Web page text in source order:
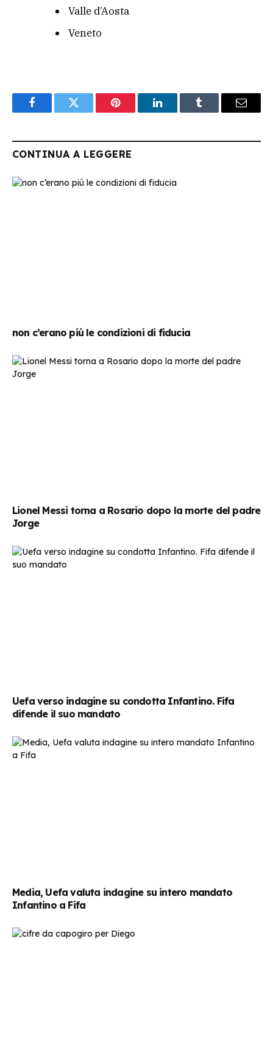
Valle d’Aosta
Veneto
FacebookTwitter Pinterest LinkedInTumblr Email
CONTINUA A LEGGERE
non c’erano più le condizioni di fiducia
Lionel Messi torna a Rosario dopo la morte del padre
Jorge
Uefa verso indagine su condotta Infantino. Fifa
difende il suo mandato
Media, Uefa valuta indagine su intero mandato
Infantino a Fifa